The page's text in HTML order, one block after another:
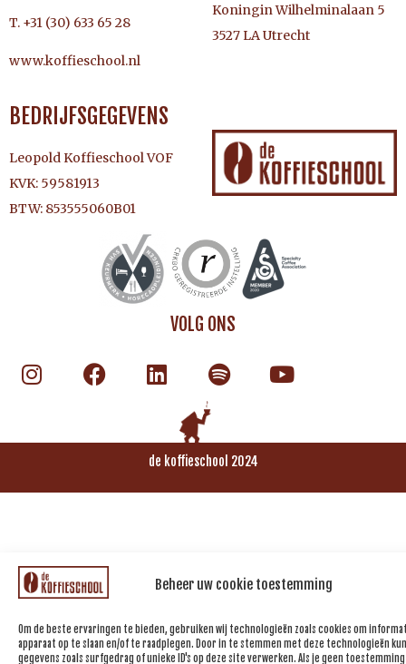
Beheer uw cookie toestemming
Om de beste ervaringen te bieden, gebruiken wij technologieën zoals cookies om
apparaat op te slaan en/of te raadplegen. Door in te stemmen met deze technologieën
gegevens zoals surfgedrag of unieke ID's op deze site verwerken. Als je geen
T. +31 (30) 633 65 28
www.koffieschool.nl
Koningin Wilhelminalaan 5
3527 LA Utrecht
BEDRIJFSGEGEVENS
Leopold Koffieschool VOF
KVK: 59581913
BTW: 853555060B01
VOLG ONS
de koffieschool 2024